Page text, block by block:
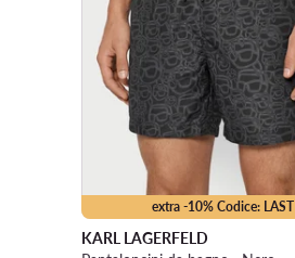
extra -10% Codice: LAST
KARL LAGERFELD